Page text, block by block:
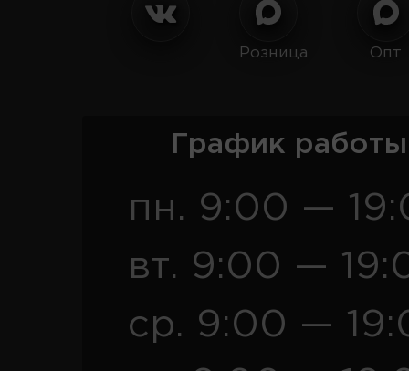
Розница Опт
График
пн. 9:00 —
вт. 9:00 —
ср. 9:00 —